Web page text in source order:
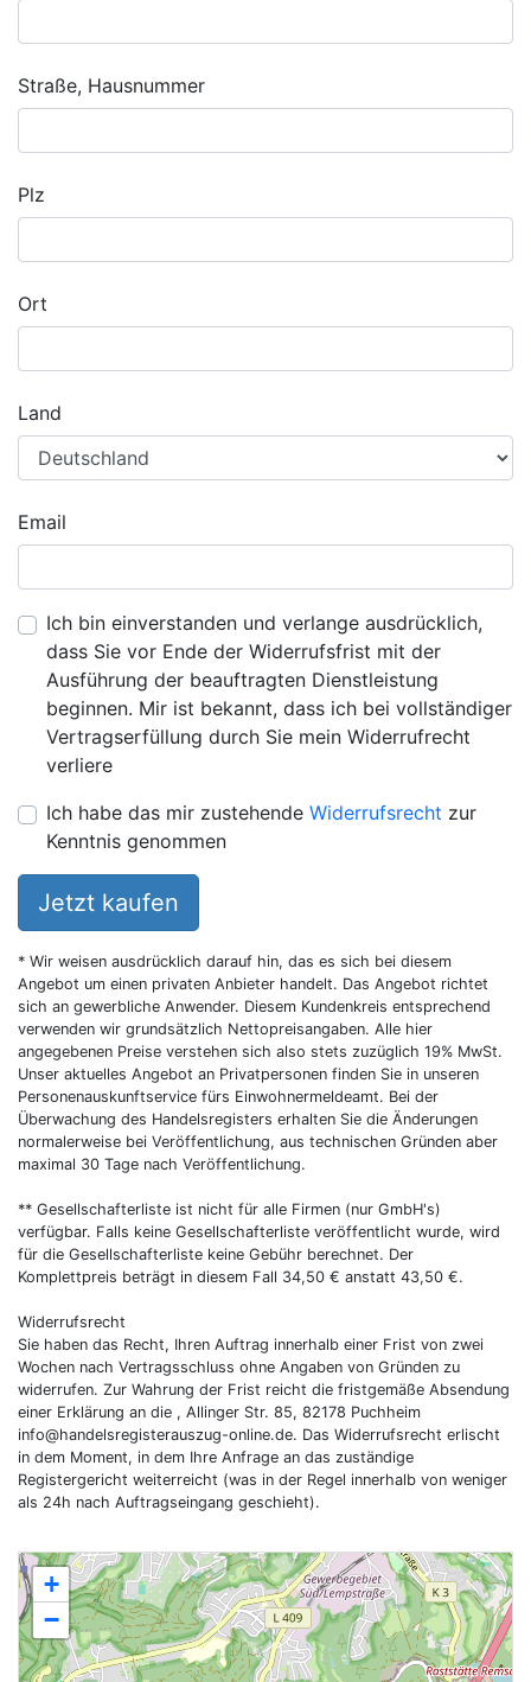
+
−
Straße, Hausnummer
Plz
Ort
Land
Email
Ich bin einverstanden und verlange ausdrücklich,
dass Sie vor Ende der Widerrufsfrist mit der
Ausführung der beauftragten Dienstleistung
beginnen. Mir ist bekannt, dass ich bei vollständiger
Vertragserfüllung durch Sie mein Widerrufrecht
verliere
Ich habe das mir zustehende Widerrufsrecht zur
Kenntnis genommen
Jetzt kaufen
* Wir weisen ausdrücklich darauf hin, das es sich bei diesem
Angebot um einen privaten Anbieter handelt. Das Angebot richtet
sich an gewerbliche Anwender. Diesem Kundenkreis entsprechend
verwenden wir grundsätzlich Nettopreisangaben. Alle hier
angegebenen Preise verstehen sich also stets zuzüglich 19% MwSt.
Unser aktuelles Angebot an Privatpersonen finden Sie in unseren
Personenauskunftservice fürs Einwohnermeldeamt. Bei der
Überwachung des Handelsregisters erhalten Sie die Änderungen
normalerweise bei Veröffentlichung, aus technischen Gründen aber
maximal 30 Tage nach Veröffentlichung.
** Gesellschafterliste ist nicht für alle Firmen (nur GmbH's)
verfügbar. Falls keine Gesellschafterliste veröffentlicht wurde, wird
für die Gesellschafterliste keine Gebühr berechnet. Der
Komplettpreis beträgt in diesem Fall 34,50 € anstatt 43,50 €.
Widerrufsrecht
Sie haben das Recht, Ihren Auftrag innerhalb einer Frist von zwei
Wochen nach Vertragsschluss ohne Angaben von Gründen zu
widerrufen. Zur Wahrung der Frist reicht die fristgemäße Absendung
einer Erklärung an die , Allinger Str. 85, 82178 Puchheim
info@handelsregisterauszug-online.de. Das Widerrufsrecht erlischt
in dem Moment, in dem Ihre Anfrage an das zuständige
Registergericht weiterreicht (was in der Regel innerhalb von weniger
als 24h nach Auftragseingang geschieht).